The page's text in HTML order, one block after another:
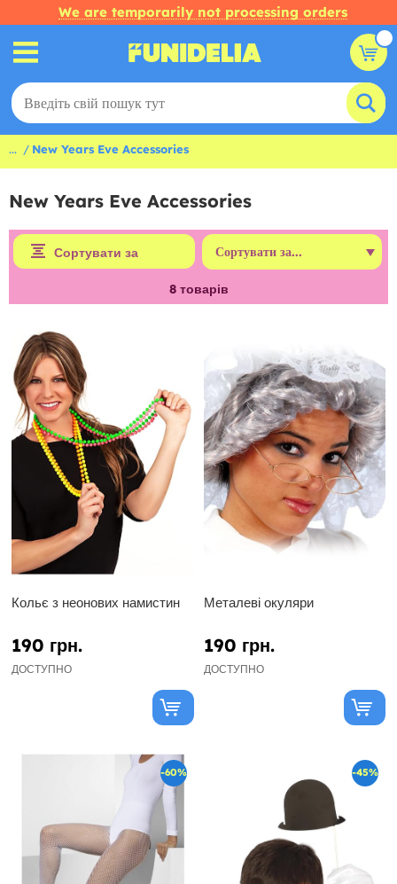
We are temporarily not processing orders
... New Years Eve Accessories
New Years Eve Accessories
Сортувати за
8товарів
Кольє з неонових намистин
190 грн.
ДОСТУПНО
Металеві окуляри
190 грн.
ДОСТУПНО
-60% -45%